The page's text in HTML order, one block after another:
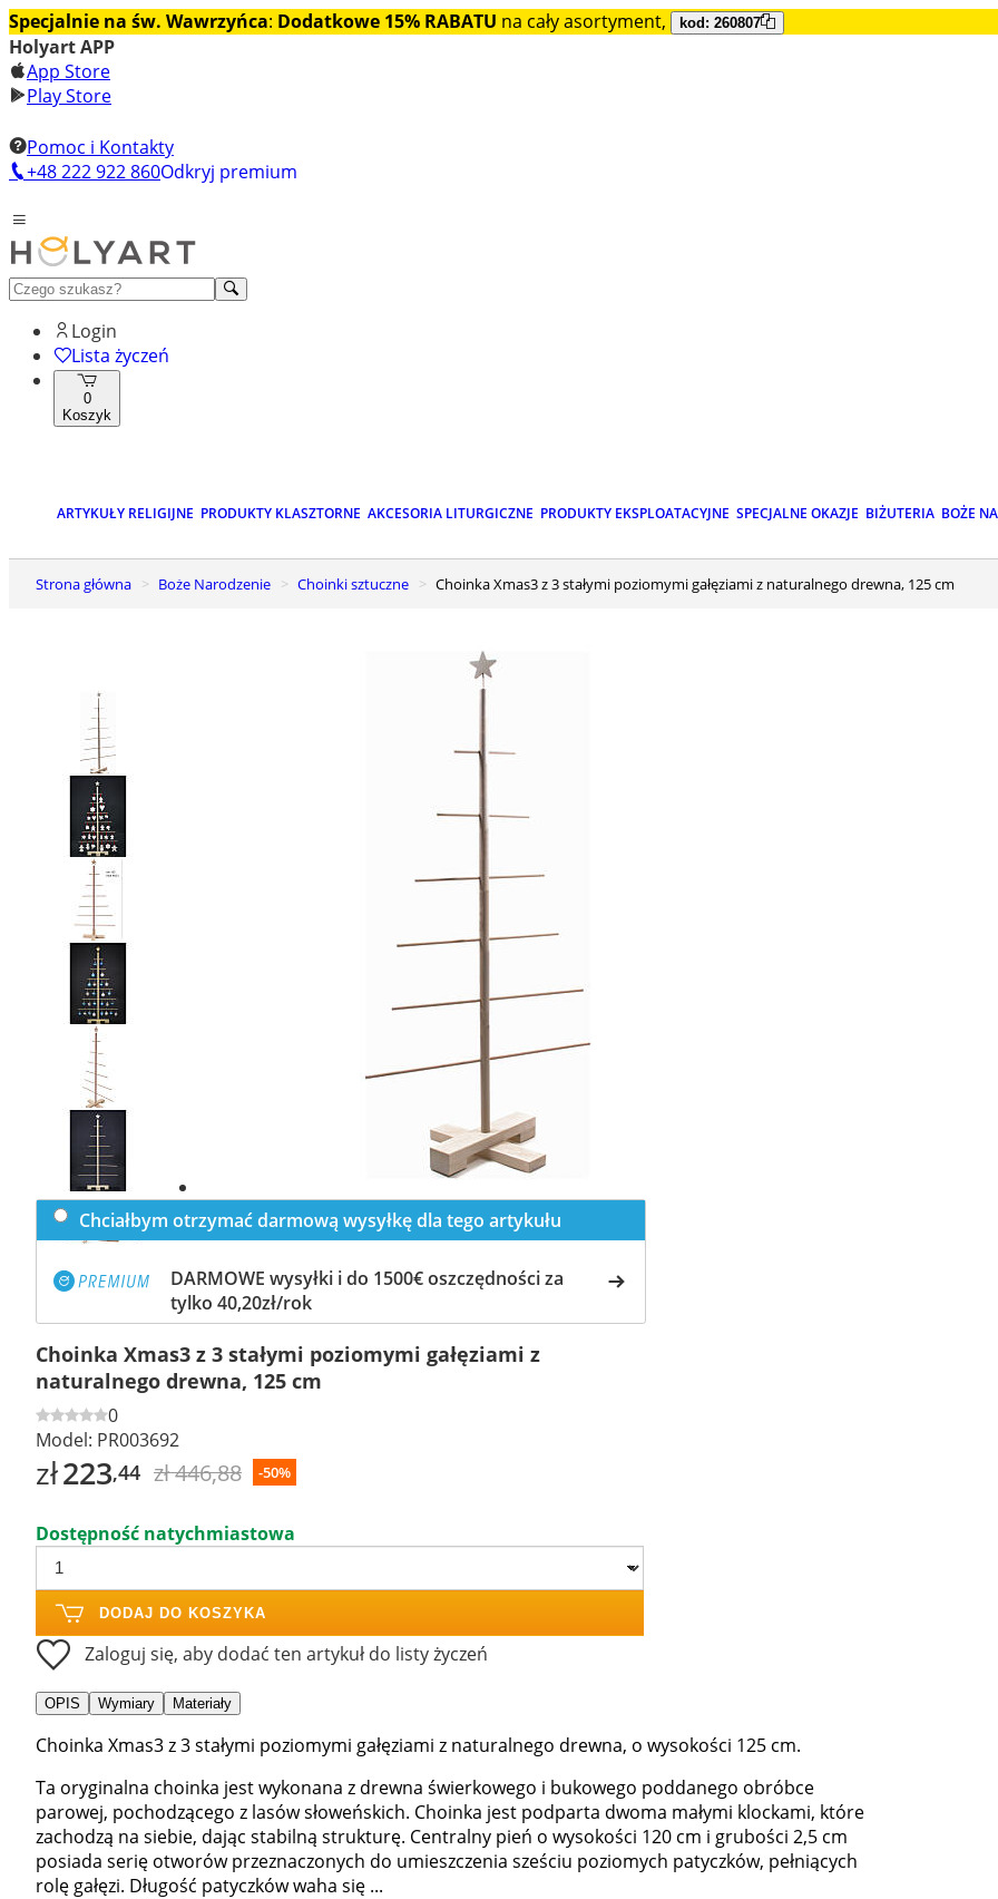
Specjalnie na św. Wawrzyńca: Dodatkowe 15% RABATU na cały asortyment, kod: 260807
Holyart APP
App Store
Play Store
Pomoc i Kontakty
+48 222 922 860Odkryj premium
Login
Lista życzeń
0
Koszyk
ARTYKUŁY RELIGIJNE PRODUKTY KLASZTORNE AKCESORIA LITURGICZNE PRODUKTY EKSPLOATACYJNE SPECJALNE OKAZJE BIŻUTERIA BOŻE
Strona główna Boże Narodzenie Choinki sztuczne Choinka Xmas3 z 3 stałymi poziomymi gałęziami z naturalnego drewna, 125 cm
Previous
slide
Next
slide
Chciałbym otrzymać darmową wysyłkę dla tego artykułu
DARMOWE wysyłki i do 1500€ oszczędności za
tylko 40,20zł/rok
Choinka Xmas3 z 3 stałymi poziomymi gałęziami z
naturalnego drewna, 125 cm
0
Model: PR003692
zł223,44 zł 446,88 -50%
Dostępność natychmiastowa
DODAJ DO KOSZYKA
Zaloguj się, aby dodać ten artykuł do listy życzeń
OPIS Wymiary Materiały
Choinka Xmas3 z 3 stałymi poziomymi gałęziami z naturalnego drewna, o wysokości 125 cm.
Ta oryginalna choinka jest wykonana z drewna świerkowego i bukowego poddanego obróbce
parowej, pochodzącego z lasów słoweńskich. Choinka jest podparta dwoma małymi klockami, które
zachodzą na siebie, dając stabilną strukturę. Centralny pień o wysokości 120 cm i grubości 2,5 cm
posiada serię otworów przeznaczonych do umieszczenia sześciu poziomych patyczków, pełniących
rolę gałęzi. Długość patyczków waha się ...